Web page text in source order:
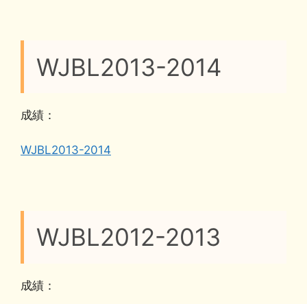
WJBL2013-2014
成績：
WJBL2013-2014
WJBL2012-2013
成績：